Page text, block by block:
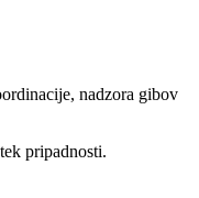
nadzora gibov
pripadnosti.